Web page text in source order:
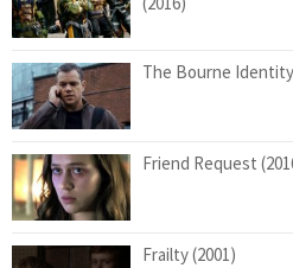
The Bourne Identity
Friend Request
Frailty (2001)